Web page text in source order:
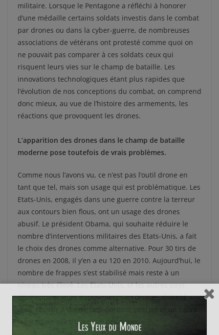
militaire. Lorsque le Pentagone a réfléchi à honorer
d’une médaille certains soldats investis dans le combat
par drones ou dans la cyber-guerre, de nombreuses
associations de vétérans ont protesté comme quoi on
ne pouvait pas comparer à ces soldats ceux qui
risquent leurs vies sur le champ de bataille. Les
innovations technologiques étant plus rapides que
l’évolution de nos conceptions du combat, on comprend
donc mieux, au vue de l’histoire des armements, les
réactions que provoquent les drones.
L’apparition des drones dans le champ de bataille
moderne pose toutefois de vrais problèmes.
Comme nous l’avons vu, ce n’est pas l’outil drone en
tant que tel, mais son usage qui est problématique. Les
Etats-Unis, engagés dans une guerre contre la terreur
aux contours bien flous, ont un usage des drones
abusif. Le président Obama, qui souhaite réduire le
nombre d’interventions militaires des Etats-Unis, a fait
le choix des drones comme alternative. Pour 30 tirs de
drones en 2008, il y’en a eu 120 en 2010. Aujourd’hui, le
nombre de frappes s’est stabilisé mais reste à un
niveau très élevé. Les Etats-Unis, et les autres pays
développant leurs équipements en drones, doivent
donc réussir à définir une doctrine précise et un cadre
légal rigoureux d’usage de ces armes.